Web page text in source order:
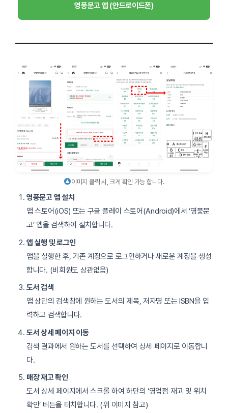
영풍문고 앱 (안드로이드폰)
이미지 클릭 시, 크게 확인 가능 합니다.
영풍문고 앱 설치
앱 스토어(iOS) 또는 구글 플레이 스토어(Android)에서 ‘영풍문
고’ 앱을 검색하여 설치합니다.
앱 실행 및 로그인
앱을 실행한 후, 기존 계정으로 로그인하거나 새로운 계정을 생성
합니다. (비회원도 상관없음)
도서 검색
앱 상단의 검색창에 원하는 도서의 제목, 저자명 또는 ISBN을 입
력하고 검색합니다.
도서 상세 페이지 이동
검색 결과에서 원하는 도서를 선택하여 상세 페이지로 이동합니
다.
매장 재고 확인
도서 상세 페이지에서 스크롤 하여 하단의 ‘영업점 재고 및 위치
확인’ 버튼을 터치합니다. (위 이미지 참고)